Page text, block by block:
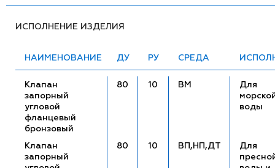
ИСПОЛНЕНИЕ ИЗДЕЛИЯ
НАИМЕНОВАНИЕ ДУ РУ СРЕДА
Клапан
запорный
угловой
фланцевый
бронзовый
80 10 ВМ
Для
воды
Клапан
запорный
80 10 ВП,НП,ДТ
Для